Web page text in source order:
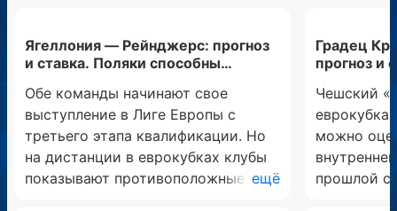
Ягеллония — Рейнджерс: прогноз
и ставка. Поляки способны
Обе команды начинают свое
выступление в Лиге Европы с
третьего этапа квалификации. Но
на дистанции в еврокубках клубы
показывают противоположные ещё
Градец
прогноз и
Чешский
можно
прошлой